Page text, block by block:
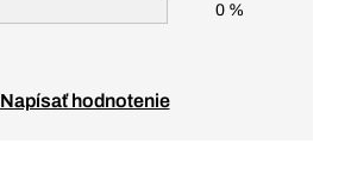
0 %
Napísať hodnotenie